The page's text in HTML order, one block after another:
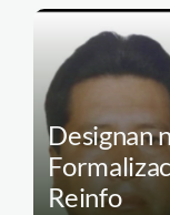
Designan
Reinfo